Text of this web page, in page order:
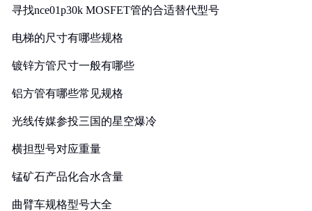
寻找nce01p30k MOSFET管的合适替代型号
电梯的尺寸有哪些规格
镀锌方管尺寸一般有哪些
铝方管有哪些常见规格
光线传媒参投三国的星空爆冷
横担型号对应重量
锰矿石产品化合水含量
曲臂车规格型号大全